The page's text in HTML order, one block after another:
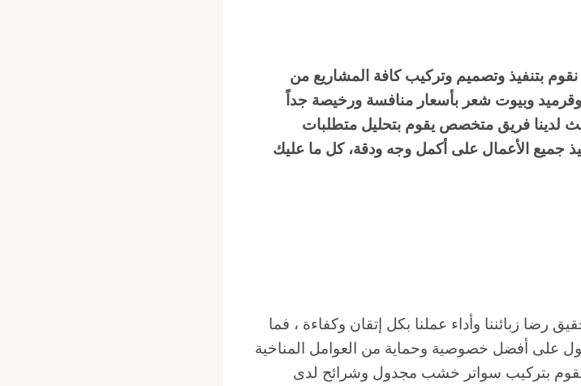
بتنفيذ وتصميم وتركيب كافة المشاريع من
وبيوت شعر بأسعار منافسة ورخيصة جداً
لدينا فريق متخصص يقوم بتحليل متطلبات
جميع الأعمال على أكمل وجه ودقة، كل ما عليك
زبائننا وأداء عملنا بكل إتقان وكفاءة ، فما
على أفضل خصوصية وحماية من العوامل المناخية
بتركيب سواتر خشب مجدول وشرائح لدى